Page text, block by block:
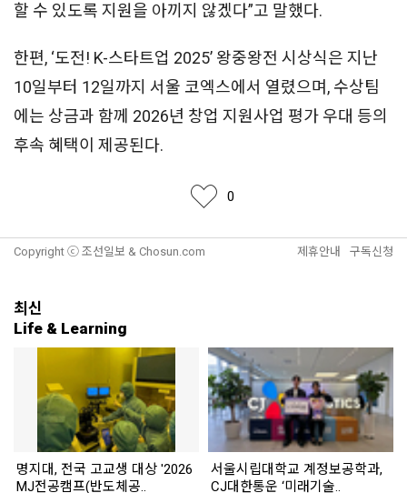
할 수 있도록 지원을 아끼지 않겠다”고 말했다.
한편, ‘도전! K-스타트업 2025’ 왕중왕전 시상식은 지난
10일부터 12일까지 서울 코엑스에서 열렸으며, 수상팀
에는 상금과 함께 2026년 창업 지원사업 평가 우대 등의
후속 혜택이 제공된다.
좋아요 0
Copyright ⓒ 조선일보 & Chosun.com 제휴안내 구독신청
최신
Life & Learning
명지대, 전국 고교생 대상 '2026
MJ전공캠프(반도체공..
서울시립대학교 계정보공학과,
CJ대한통운 ‘미래기술..